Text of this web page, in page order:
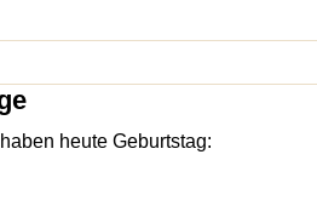
heute Geburtstag: